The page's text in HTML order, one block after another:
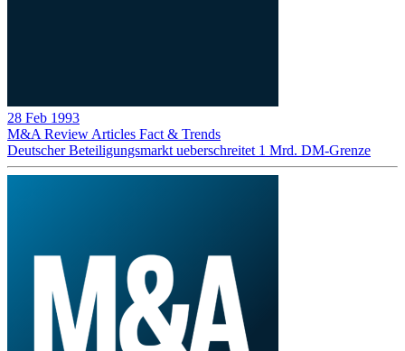
28 Feb 1993
M&A Review Articles Fact & Trends
Deutscher Beteiligungsmarkt ueberschreitet 1 Mrd. DM-Grenze